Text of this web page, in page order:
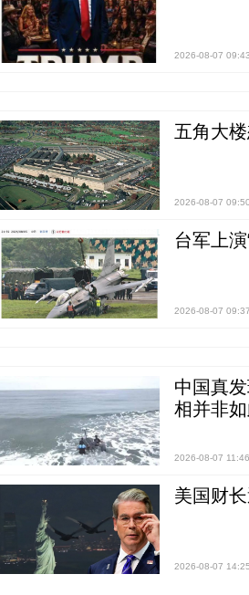
2026-08-07
五角大
2026-08-07
台军上
2026-08-07
中国真
相并非
2026-08-07
美国财
2026-08-07